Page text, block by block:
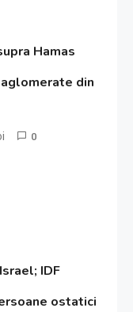
Hamas
din
0
IDF
ostatici